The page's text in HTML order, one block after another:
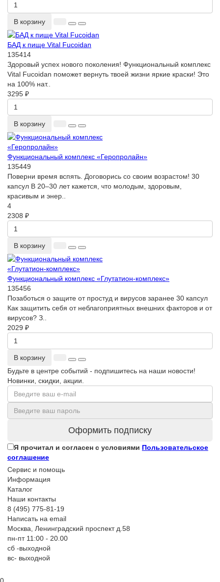
В корзину
БАД к пище Vital Fucoidan
135414
Здоровый успех нового поколения! Функциональный комплекс
Vital Fucoidan поможет вернуть твоей жизни яркие краски! Это
на 100% нат..
3295 ₽
В корзину
Функциональный комплекс «Геропролайн»
135449
Поверни время вспять. Договорись со своим возрастом! 30
капсул В 20–30 лет кажется, что молодым, здоровым,
красивым и энер..
4
2308 ₽
В корзину
Функциональный комплекс «Глутатион-комплекс»
135456
Позаботься о защите от простуд и вирусов заранее 30 капсул
Как защитить себя от неблагоприятных внешних факторов и от
вирусов? З..
2029 ₽
В корзину
Будьте в центре событий - подпишитесь на наши новости!
Новинки, скидки, акции.
Оформить подписку
Я прочитал и согласен с условиями Пользовательское
соглашение
Сервис и помощь
Информация
Каталог
Наши контакты
8 (495) 775-81-19
Написать на email
Москва, Ленинградский проспект д.58
пн-пт 11:00 - 20.00
сб -выходной
вс- выходной